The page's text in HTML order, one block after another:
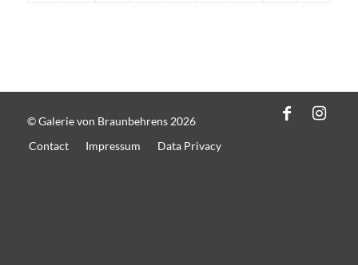
© Galerie von Braunbehrens 2026
Contact
Impressum Data Privacy